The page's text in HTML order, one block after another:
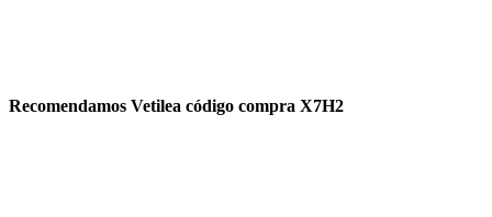
Recomendamos Vetilea código compra X7H2